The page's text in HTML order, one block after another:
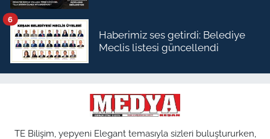
Haberimiz ses getirdi: Belediye
Meclis listesi güncellendi
6
TE Bilişim, yepyeni Elegant temasıyla sizleri buluştururken,